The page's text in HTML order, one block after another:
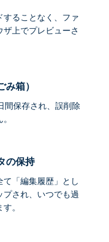
ることなく、ファ
上でプレビューさ
箱）
間保存され、誤削除
の保持
て「編集履歴」とし
され、いつでも過
。